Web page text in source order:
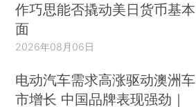
作巧思能否撬动美日货币基本
面
2026年08月06日
电动汽车需求高涨驱动澳洲车
市增长 中国品牌表现强劲｜